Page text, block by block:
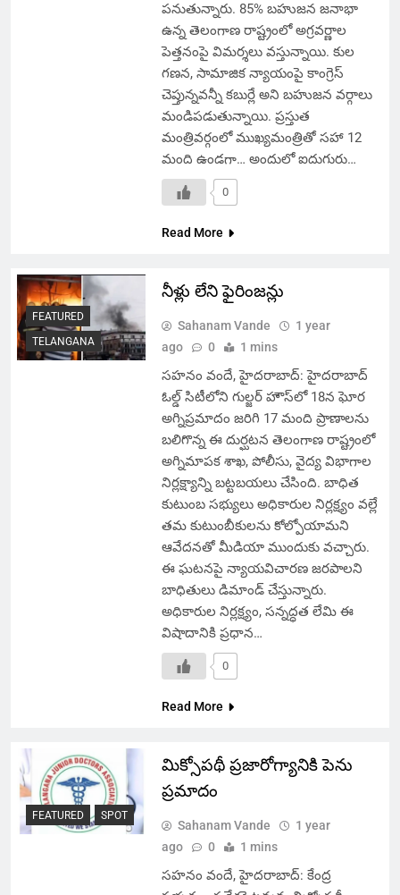
పనుతున్నారు. 85% బహుజన జనాభా
ఉన్న తెలంగాణ రాష్ట్రంలో అగ్రవర్ణాల
పెత్తనంపై విమర్శలు వస్తున్నాయి. కుల
గణన, సామాజిక న్యాయంపై కాంగ్రెస్
చెప్తున్నవన్నీ కబుర్లే అని బహుజన వర్గాలు
మండిపడుతున్నాయి. ప్రస్తుత
మంత్రివర్గంలో ముఖ్యమంత్రితో సహా 12
మంది ఉండగా… అందులో ఐదుగురు…
0
Read More
FEATURED
TELANGANA
నీళ్లు లేని ఫైరింజన్లు
Sahanam Vande
1 year
ago
0 1 mins
సహనం వందే, హైదరాబాద్: హైదరాబాద్
ఓల్డ్ సిటీలోని గుల్జర్ హౌస్‌లో 18న ఘోర
అగ్నిప్రమాదం జరిగి 17 మంది ప్రాణాలను
బలిగొన్న ఈ దుర్ఘటన తెలంగాణ రాష్ట్రంలో
అగ్నిమాపక శాఖ, పోలీసు, వైద్య విభాగాల
నిర్లక్ష్యాన్ని బట్టబయలు చేసింది. బాధిత
కుటుంబ సభ్యులు అధికారుల నిర్లక్ష్యం వల్లే
తమ కుటుంబీకులను కోల్పోయామని
ఆవేదనతో మీడియా ముందుకు వచ్చారు.
ఈ ఘటనపై న్యాయవిచారణ జరపాలని
బాధితులు డిమాండ్ చేస్తున్నారు.
అధికారుల నిర్లక్ష్యం, సన్నద్ధత లేమి ఈ
విషాదానికి ప్రధాన…
0
Read More
FEATURED SPOT
మిక్సోపథీ ప్రజారోగ్యానికి పెను
ప్రమాదం
Sahanam Vande
1 year
ago
0 1 mins
సహనం వందే, హైదరాబాద్: కేంద్ర